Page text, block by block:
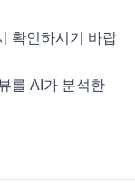
확인하시기 바랍
를 AI가 분석한